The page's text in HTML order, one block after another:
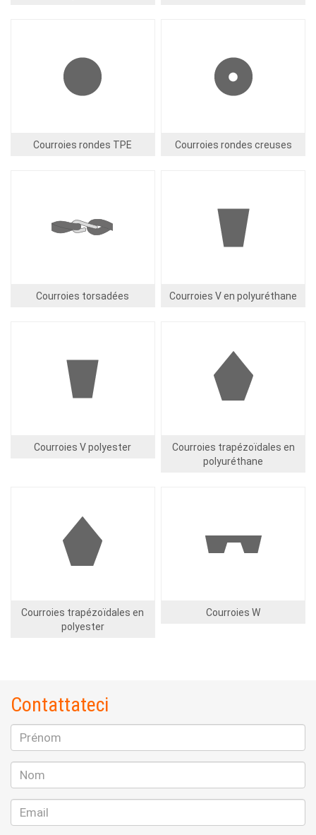
Courroies rondes TPE Courroies rondes creuses
Courroies torsadées Courroies V en polyuréthane
Courroies V polyester
Courroies trapézoïdales en
polyuréthane
Courroies trapézoïdales en
polyester
Courroies W
Contattateci